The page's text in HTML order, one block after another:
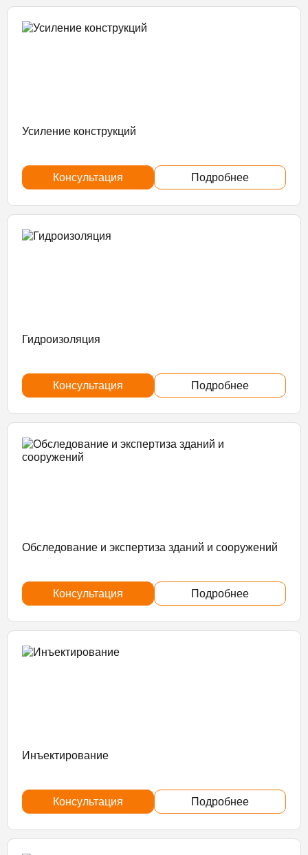
Усиление конструкций
Консультация Подробнее
Гидроизоляция
Консультация Подробнее
Обследование и экспертиза зданий и сооружений
Консультация Подробнее
Инъектирование
Консультация Подробнее